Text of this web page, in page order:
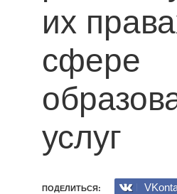
их
сфере
услуг
ПОДЕЛИТЬСЯ: